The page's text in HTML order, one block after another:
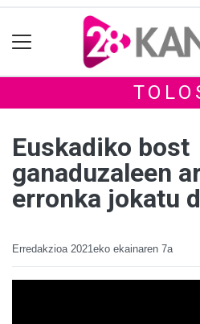
Euskadiko bost
ganaduzaleen
erronka jokatu
Erredakzioa 2021eko ekainaren 7a